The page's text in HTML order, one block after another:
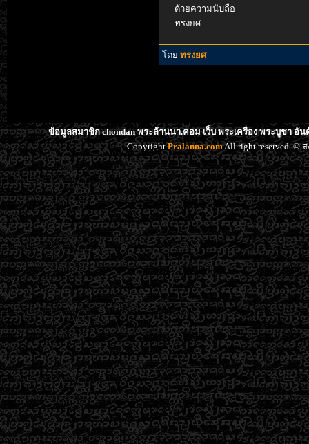
ด้วยความนับถือ
ทรงยศ
โดย ทรงยศ
ข้อมูลสมาชิก chondan พระล้านนา.คอม เว็บ พระเครื่อง พระบูชา อั
CopyrightPralanna.comAll right reserved. ©